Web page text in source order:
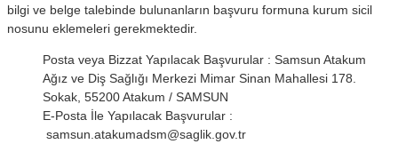
bilgi ve belge talebinde bulunanların başvuru formuna kurum sicil
nosunu eklemeleri gerekmektedir.
Posta veya Bizzat Yapılacak Başvurular : Samsun Atakum
Ağız ve Diş Sağlığı Merkezi Mimar Sinan Mahallesi 178.
Sokak, 55200 Atakum / SAMSUN
E-Posta İle Yapılacak Başvurular :
samsun.atakumadsm@saglik.gov.tr